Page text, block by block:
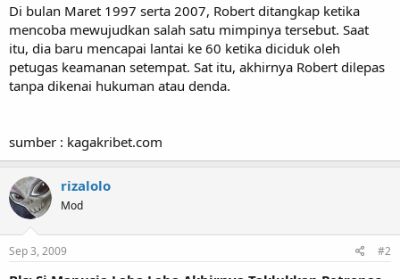
Di bulan Maret 1997 serta 2007, Robert ditangkap ketika
mencoba mewujudkan salah satu mimpinya tersebut. Saat
itu, dia baru mencapai lantai ke 60 ketika diciduk oleh
petugas keamanan setempat. Sat itu, akhirnya Robert dilepas
tanpa dikenai hukuman atau denda.
sumber : kagakribet.com
rizalolo
Mod
Sep 3, 2009 #2